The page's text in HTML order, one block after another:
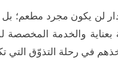
يكون مجرد مطعم؛ بل
والخدمة المخصصة
في رحلة التذوّق التي